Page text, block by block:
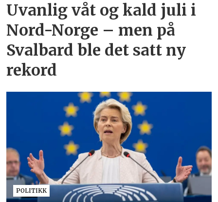
Uvanlig våt og kald juli i
Nord-Norge – men på
Svalbard ble det satt ny
rekord
POLITIKK